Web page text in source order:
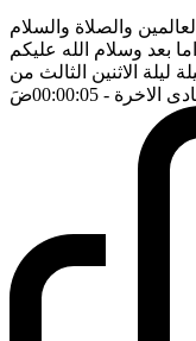
والصلاة والسلام
بعد وسلام الله عليكم
ليلة الاثنين الثالث من
الاخرة - 00:00:05 ضَ